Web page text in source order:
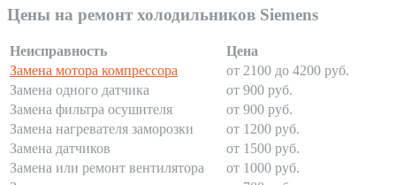
Цены на ремонт холодильников Siemens
Неисправность
Цена
Замена мотора компрессора
от 2100 до 4200 руб.
Замена одного датчика
от 900 руб.
Замена фильтра осушителя
от 900 руб.
Замена нагревателя заморозки
от 1200 руб.
Замена датчиков
от 1500 руб.
Замена или ремонт вентилятора
от 1000 руб.